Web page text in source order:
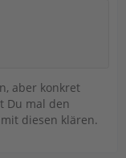
aber konkret
Du mal den
diesen klären.